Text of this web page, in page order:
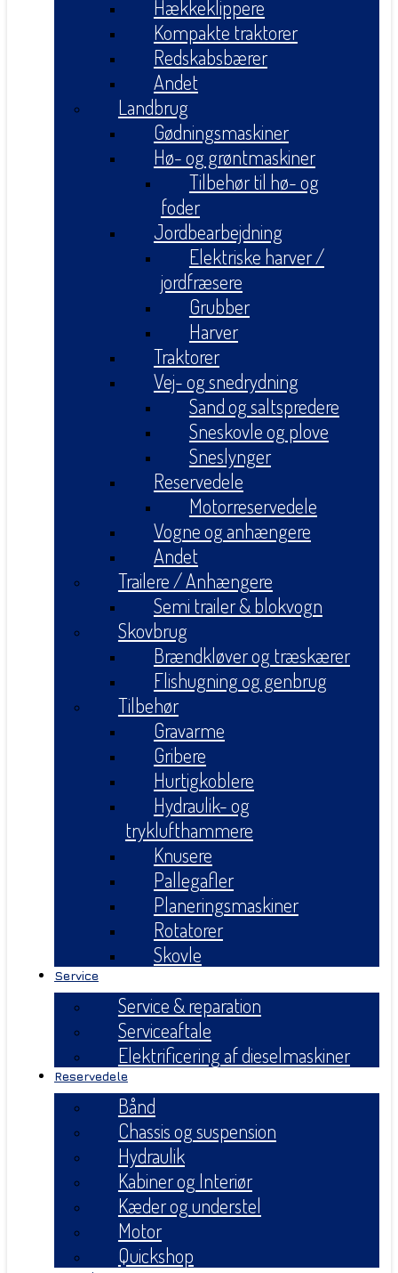
Hækkeklippere
Kompakte traktorer
Redskabsbærer
Andet
Landbrug
Gødningsmaskiner
Hø- og grøntmaskiner
Tilbehør til hø- og
foder
Jordbearbejdning
Elektriske harver /
jordfræsere
Grubber
Harver
Traktorer
Vej- og snedrydning
Sand og saltspredere
Sneskovle og plove
Sneslynger
Reservedele
Motorreservedele
Vogne og anhængere
Andet
Trailere / Anhængere
Semi trailer & blokvogn
Skovbrug
Brændkløver og træskærer
Flishugning og genbrug
Tilbehør
Gravarme
Gribere
Hurtigkoblere
Hydraulik- og
tryklufthammere
Knusere
Pallegafler
Planeringsmaskiner
Rotatorer
Skovle
Service
Service & reparation
Serviceaftale
Elektrificering af dieselmaskiner
Reservedele
Bånd
Chassis og suspension
Hydraulik
Kabiner og Interiør
Kæder og understel
Motor
Quickshop